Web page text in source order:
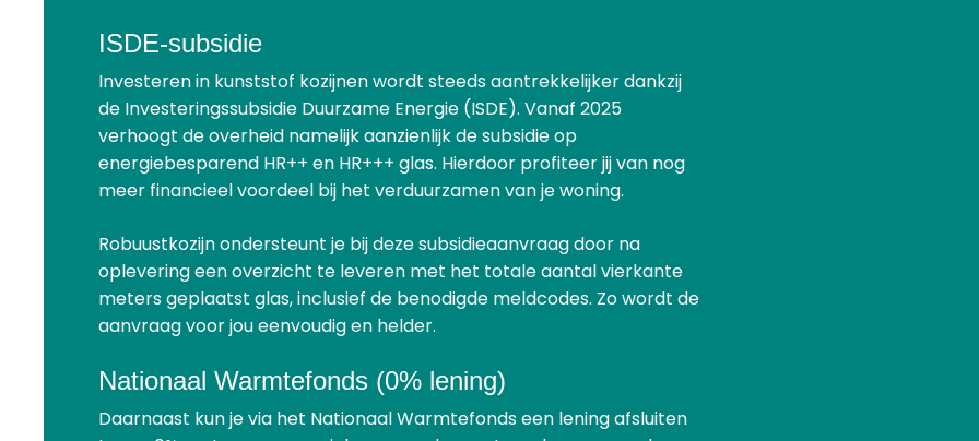
ISDE-subsidie
Investeren in kunststof kozijnen wordt steeds aantrekkelijker dankzij
de Investeringssubsidie Duurzame Energie (ISDE). Vanaf 2025
verhoogt de overheid namelijk aanzienlijk de subsidie op
energiebesparend HR++ en HR+++ glas. Hierdoor profiteer jij van nog
meer financieel voordeel bij het verduurzamen van je woning.
Robuustkozijn ondersteunt je bij deze subsidieaanvraag door na
oplevering een overzicht te leveren met het totale aantal vierkante
meters geplaatst glas, inclusief de benodigde meldcodes. Zo wordt de
aanvraag voor jou eenvoudig en helder.
Nationaal Warmtefonds (0% lening)
Daarnaast kun je via het Nationaal Warmtefonds een lening afsluiten